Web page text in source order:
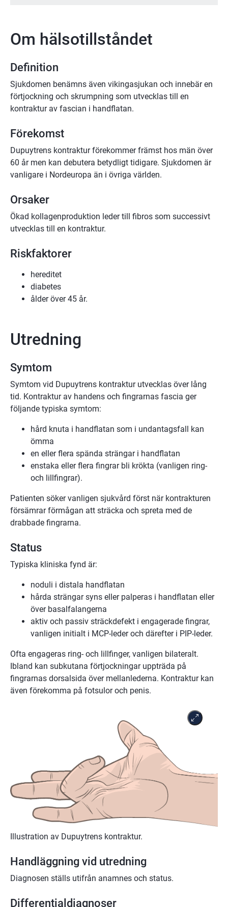
Om hälsotillståndet
Definition
Sjukdomen benämns även vikingasjukan och innebär en
förtjockning och skrumpning som utvecklas till en
kontraktur av fascian i handflatan.
Förekomst
Dupuytrens kontraktur förekommer främst hos män över
60 år men kan debutera betydligt tidigare. Sjukdomen är
vanligare i Nordeuropa än i övriga världen.
Orsaker
Ökad kollagenproduktion leder till fibros som successivt
utvecklas till en kontraktur.
Riskfaktorer
hereditet
diabetes
ålder över 45 år.
Utredning
Symtom
Symtom vid Dupuytrens kontraktur utvecklas över lång
tid. Kontraktur av handens och fingrarnas fascia ger
följande typiska symtom:
hård knuta i handflatan som i undantagsfall kan
ömma
en eller flera spända strängar i handflatan
enstaka eller flera fingrar bli krökta (vanligen ring-
och lillfingrar).
Patienten söker vanligen sjukvård först när kontrakturen
försämrar förmågan att sträcka och spreta med de
drabbade fingrarna.
Status
Typiska kliniska fynd är:
noduli i distala handflatan
hårda strängar syns eller palperas i handflatan eller
över basalfalangerna
aktiv och passiv sträckdefekt i engagerade fingrar,
vanligen initialt i MCP-leder och därefter i PIP-leder.
Ofta engageras ring- och lillfinger, vanligen bilateralt.
Ibland kan subkutana förtjockningar uppträda på
fingrarnas dorsalsida över mellanlederna. Kontraktur kan
även förekomma på fotsulor och penis.
Illustration av Dupuytrens kontraktur.
Handläggning vid utredning
Diagnosen ställs utifrån anamnes och status.
Differentialdiagnoser